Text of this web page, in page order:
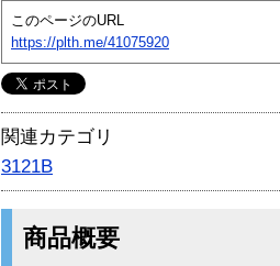
このページのURL
https://plth.me/41075920
関連カテゴリ
3121B
商品概要